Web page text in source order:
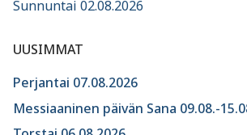
Sunnuntai 02.08.2026
UUSIMMAT
Perjantai 07.08.2026
Messiaaninen päivän Sana 09.08.-